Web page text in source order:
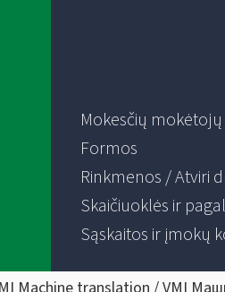
Mokesčių
Formos
Rinkmenos / Atviri
Skaičiuoklės ir
Sąskaitos ir įmokų